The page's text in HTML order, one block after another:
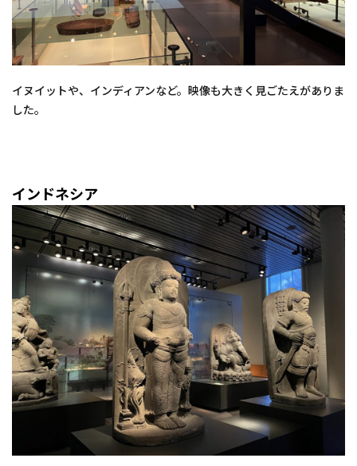
イヌイットや、インディアンなど。映像も大きく見ごたえがありま
した。
インドネシア